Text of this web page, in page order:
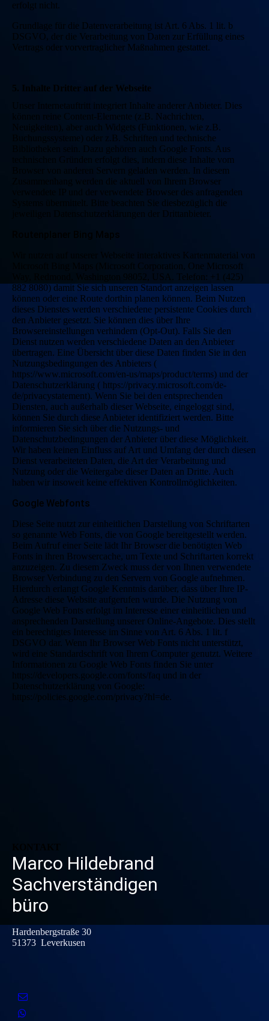
erfolgt nicht.
Grundlage für die Datenverarbeitung ist Art. 6 Abs. 1 lit. b
DSGVO, der die Verarbeitung von Daten zur Erfüllung eines
Vertrags oder vorvertraglicher Maßnahmen gestattet.
5. Inhalte Dritter auf der Webseite
Unser Internetauftritt integriert Inhalte anderer Anbieter. Dies
können reine Content-Elemente (z.B. Nachrichten,
Neuigkeiten), aber auch Widgets (Funktionen, wie z.B.
Buchungssysteme) oder z.B. Schriften und technische
Bibliotheken sein. Dazu gehören auch Google Fonts. Aus
technischen Gründen erfolgt dies, indem diese Inhalte vom
Browser von anderen Servern geladen werden. In diesem
Zusammenhang werden die aktuell von Ihrem Browser
verwendete IP und der verwendete Browser des anfragenden
Systems übermittelt. Bitte beachten Sie diesbezüglich die
jeweiligen Datenschutzerklärungen der Drittanbieter.
Routenplaner Bing Maps
Wir nutzen auf unserer Webseite interaktives Kartenmaterial von
Microsoft Bing Maps (Microsoft Corporation, One Microsoft
Way, Redmond, Washington 98052, USA. Telefon: +1 (425)
882 8080) damit Sie sich unseren Standort anzeigen lassen
können oder eine Route dorthin planen können. Beim Nutzen
dieses Dienstes werden verschiedene persistente Cookies durch
den Anbieter gesetzt. Sie können dies über Ihre
Browsereinstellungen verhindern (Opt-Out). Falls Sie den
Dienst nutzen werden verschiedene Daten an den Anbieter
übertragen. Eine Übersicht über diese Daten finden Sie in den
Nutzungsbedingungen des Anbieters (
https://www.microsoft.com/en-us/maps/product/terms) und der
Datenschutzerklärung ( https://privacy.microsoft.com/de-
de/privacystatement). Wenn Sie bei den entsprechenden
Diensten, auch außerhalb dieser Webseite, eingeloggt sind,
können Sie durch diese Anbieter identifiziert werden. Bitte
informieren Sie sich über die Nutzungs- und
Datenschutzbedingungen der Anbieter über diese Möglichkeit.
Wir haben keinen Einfluss auf Art und Umfang der durch diesen
Dienst verarbeiteten Daten, die Art der Verarbeitung und
Nutzung oder die Weitergabe dieser Daten an Dritte. Auch
haben wir insoweit keine effektiven Kontrollmöglichkeiten.
Google Webfonts
Diese Seite nutzt zur einheitlichen Darstellung von Schriftarten
so genannte Web Fonts, die von Google bereitgestellt werden.
Beim Aufruf einer Seite lädt Ihr Browser die benötigten Web
Fonts in ihren Browsercache, um Texte und Schriftarten korrekt
anzuzeigen. Zu diesem Zweck muss der von Ihnen verwendete
Browser Verbindung zu den Servern von Google aufnehmen.
Hierdurch erlangt Google Kenntnis darüber, dass über Ihre IP-
Adresse diese Website aufgerufen wurde. Die Nutzung von
Google Web Fonts erfolgt im Interesse einer einheitlichen und
ansprechenden Darstellung unserer Online-Angebote. Dies stellt
ein berechtigtes Interesse im Sinne von Art. 6 Abs. 1 lit. f
DSGVO dar. Wenn Ihr Browser Web Fonts nicht unterstützt,
wird eine Standardschrift von Ihrem Computer genutzt. Weitere
Informationen zu Google Web Fonts finden Sie unter
https://developers.google.com/fonts/faq und in der
Datenschutzerklärung von Google:
https://policies.google.com/privacy?hl=de.
Marco Hildebrand
Sachverständigen
büro
Hardenbergstraße 30
51373 Leverkusen